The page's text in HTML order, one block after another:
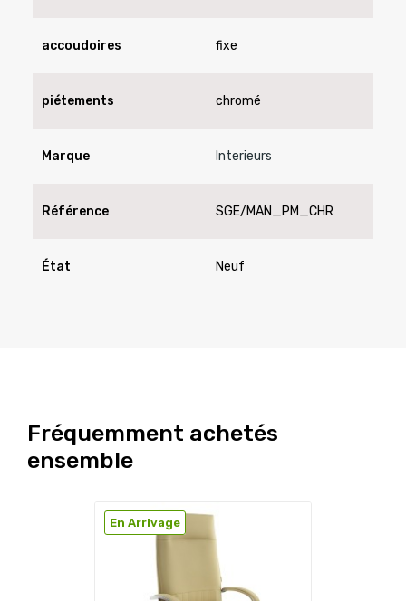
accoudoires fixe
piétements chromé
Marque Interieurs
Référence SGE/MAN_PM_CHR
État Neuf
Fréquemment achetés
ensemble
En Arrivage